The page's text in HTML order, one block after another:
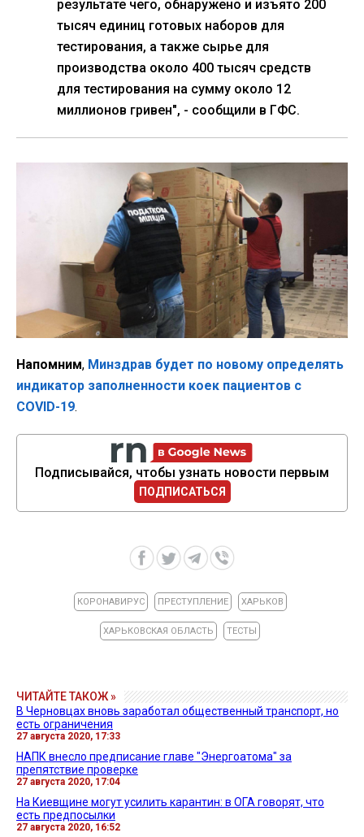
результате чего, обнаружено и изъято 200
тысяч единиц готовых наборов для
тестирования, а также сырье для
производства около 400 тысяч средств
для тестирования на сумму около 12
миллионов гривен", - сообщили в ГФС.
Напомним, Минздрав будет по новому определять
индикатор заполненности коек пациентов с
COVID-19.
Подписывайся, чтобы узнать новости первым
ПОДПИСАТЬСЯ
КОРОНАВИРУС ПРЕСТУПЛЕНИЕ ХАРЬКОВ
ХАРЬКОВСКАЯ ОБЛАСТЬ ТЕСТЫ
ЧИТАЙТЕ ТАКОЖ »
В Черновцах вновь заработал общественный транспорт, но
есть ограничения
27 августа 2020, 17:33
НАПК внесло предписание главе "Энергоатома" за
препятствие проверке
27 августа 2020, 17:04
На Киевщине могут усилить карантин: в ОГА говорят, что
есть предпосылки
27 августа 2020, 16:52